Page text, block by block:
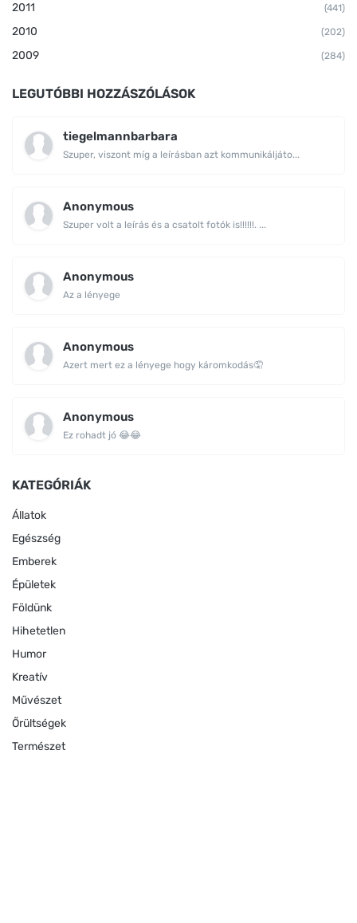
2011 (441)
2010 (202)
2009 (284)
LEGUTÓBBI HOZZÁSZÓLÁSOK
tiegelmannbarbara
Szuper, viszont míg a leírásban azt kommunikáljáto...
Anonymous
Szuper volt a leírás és a csatolt fotók is!!!!!!. ...
Anonymous
Az a lényege
Anonymous
Azert mert ez a lényege hogy káromkodás🤦
Anonymous
Ez rohadt jó 😂😂
KATEGÓRIÁK
Állatok
Egészség
Emberek
Épületek
Földünk
Hihetetlen
Humor
Kreatív
Művészet
Őrültségek
Természet